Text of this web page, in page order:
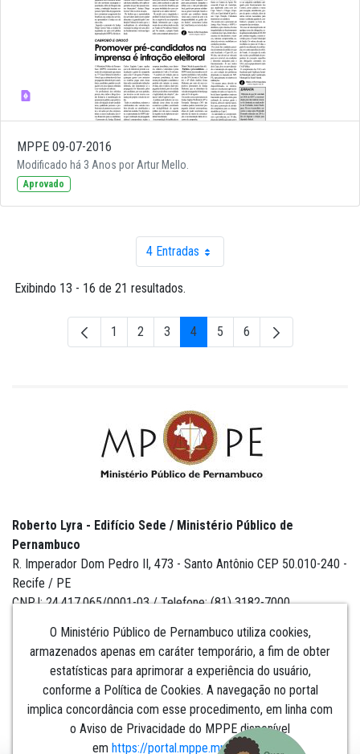
MPPE 09-07-2016
Modificado há 3 Anos por Artur Mello.
Aprovado
4 EntradasPor página
Exibindo 13 - 16 de 21 resultados.
Página
1 Página
2 Página
3 Página
4 Página
5 Página
6
O Ministério Público de Pernambuco utiliza cookies,
armazenados apenas em caráter temporário, a fim de obter
estatísticas para aprimorar a experiência do usuário,
conforme a Política de Cookies. A navegação no portal
implica concordância com esse procedimento, em linha com
o Aviso de Privacidade do MPPE disponível
em https://portal.mppe.mp.br/lgpd.​​​​​​​
Roberto Lyra - Edifício Sede / Ministério Público de
Pernambuco
R. Imperador Dom Pedro II, 473 - Santo Antônio CEP 50.010-240 -
Recife / PE
CNPJ: 24.417.065/0001-03 / Telefone: (81) 3182-7000
Institucional
Comunicação